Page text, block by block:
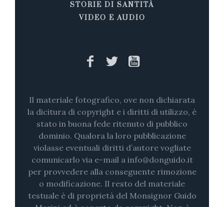
STORIE DI SANTITÀ
VIDEO E AUDIO
Il materiale fotografico, ove non dichiarata
la dicitura di copyright e i diritti di utilizzo, è
stato in buona fede ritenuto di pubblico
dominio. Qualora la loro pubblicazione
violasse eventuali diritti d’autore vogliate
comunicarlo via e-mail a info@donguido.it
per provvedere alla conseguente rimozione
o modificazione. Il resto del materiale
testuale è di proprietà del Monsignor Guido